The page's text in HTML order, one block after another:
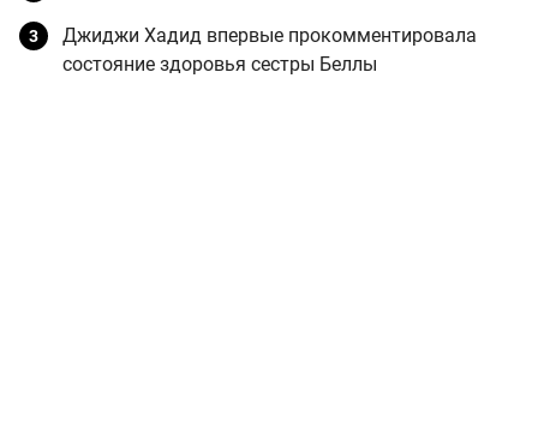
Джиджи Хадид впервые прокомментировала
состояние здоровья сестры Беллы